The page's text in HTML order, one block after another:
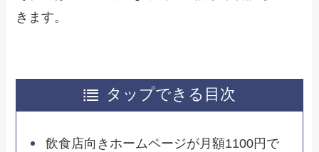
きます。
タップできる目次
飲食店向きホームページが月額1100円で